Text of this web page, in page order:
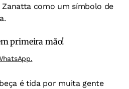
como um símbolo de
primeira mão!
é tida por muita gente